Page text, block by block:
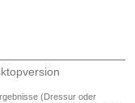
(Dressur oder